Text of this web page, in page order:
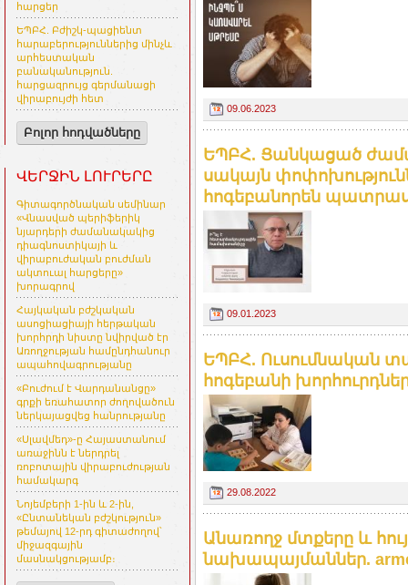
հարցեր
ԵՊԲՀ. Բժիշկ-պացիենտ
հարաբերություններից մինչև
արհեստական
բանականություն.
հարցազրույց գերմանացի
վիրաբույժի հետ
Բոլոր հոդվածները
ՎԵՐՋԻՆ ԼՈՒՐԵՐԸ
Գիտագործնական սեմինար
«Վնասված պերիֆերիկ
նյարդերի ժամանակակից
դիագնոստիկայի և
վիրաբուժական բուժման
ակտուալ հարցերը»
խորագրով
Հայկական բժշկական
ասոցիացիայի հերթական
խորհրդի նիստը նվիրված էր
Առողջության համընդհանուր
ապահովագրությանը
«Բուժում է Վարդանանցը»
գրքի եռահատոր ժողովածուն
ներկայացվեց հանրությանը
«Սլավմեդ»-ը Հայաստանում
առաջինն է ներդրել
ռոբոտային վիրաբուժության
համակարգ
Նոյեմբերի 1-ին և 2-ին,
«Ընտանեկան բժշկություն»
թեմայով 12-րդ գիտաժողով՝
միջազգային
մասնակցությամբ։
09.06.2023
ԵՊԲՀ. Ցանկացած
սակայն
հոգեբանորեն
09.01.2023
ԵՊԲՀ. Ուսումնական
հոգեբանի
29.08.2022
Անառողջ մտքերը և
նախապայմաններ.